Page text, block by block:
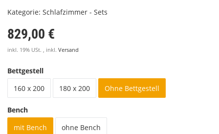
Kategorie: Schlafzimmer - Sets
829,00 €
inkl. 19% USt. , inkl. Versand
Bettgestell
160 x 200
180 x 200 Ohne Bettgestell
Bench
mit Bench
ohne Bench